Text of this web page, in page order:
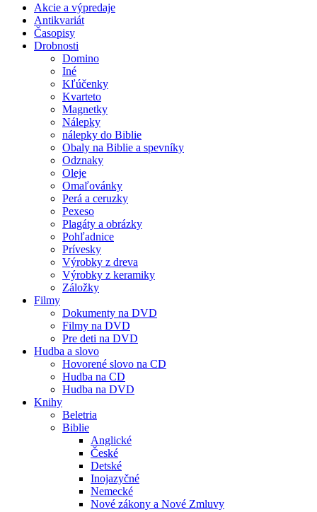
Akcie a výpredaje
Antikvariát
Časopisy
Drobnosti
Domino
Iné
Kľúčenky
Kvarteto
Magnetky
Nálepky
nálepky do Biblie
Obaly na Biblie a spevníky
Odznaky
Oleje
Omaľovánky
Perá a ceruzky
Pexeso
Plagáty a obrázky
Pohľadnice
Prívesky
Výrobky z dreva
Výrobky z keramiky
Záložky
Filmy
Dokumenty na DVD
Filmy na DVD
Pre deti na DVD
Hudba a slovo
Hovorené slovo na CD
Hudba na CD
Hudba na DVD
Knihy
Beletria
Biblie
Anglické
České
Detské
Inojazyčné
Nemecké
Nové zákony a Nové Zmluvy